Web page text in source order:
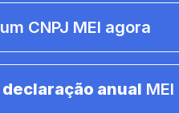
um CNPJ MEI agora
declaração anual MEI